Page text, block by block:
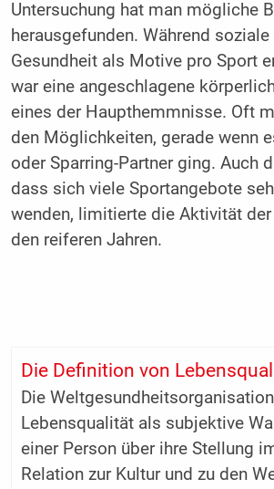
Untersuchung hat man mögliche
herausgefunden. Während
Gesundheit als Motive pro Sport
war eine angeschlagene
eines der Haupthemmnisse. Oft
den Möglichkeiten, gerade wenn
oder Sparring-Partner ging. Auch
dass sich viele Sportangebote
wenden, limitierte die Aktivität
den reiferen Jahren.
Die Definition von
Die
Lebensqualität als subjektive
einer Person über ihre Stellung
Relation zur Kultur und zu den